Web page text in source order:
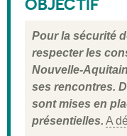
Validation
Moyens
Informations pratiques
OBJECTIF
Pour la sécurité
respecter les
Nouvelle-
ses rencontres.
sont mises en
présentielles. A